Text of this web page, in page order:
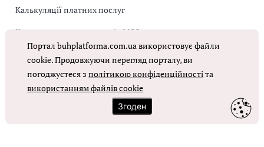
Калькуляції платних послуг
Коригувальна накладна від МОЗ
Оплата праці в КНП
ОТРИМАТИ ДОСТУП
Портал buhplatforma.com.ua використовує файли
cookie. Продовжуючи перегляд порталу, ви
погоджуєтеся зполітикою конфіденційностіта
використанням файлів cookie
Згоден